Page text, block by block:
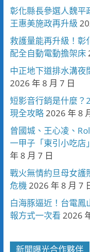
彰化縣長參選人魏
王惠美施政再升級
救護量能再升級！
配全自動電動擔架床
中正地下道排水溝夜
2026 年 8 月 7 日
短影音行銷是什麼？
現全攻略2026 年 8
曾國城、王心凌、
一甲子「東引小吃店
年 8 月 7 日
戰火無情約旦母女
危機2026 年 8 月 7
白海豚逼近！台電
報方式一次看 2026
新聞曝光合作夥伴